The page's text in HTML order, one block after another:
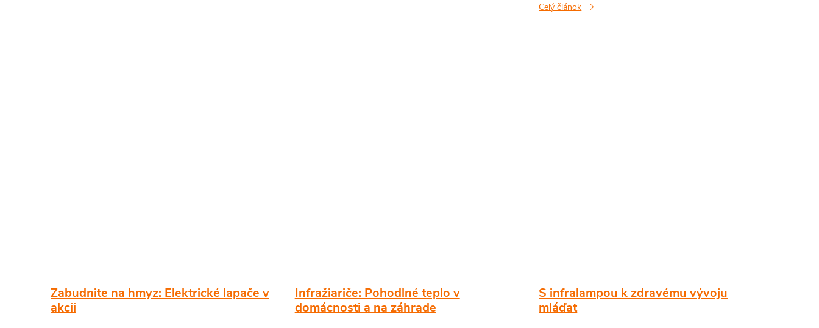
Celý článok
Zabudnite na hmyz: Elektrické lapače v
akcii
Infražiariče: Pohodlné teplo v
domácnosti a na záhrade
S infralampou k zdravému vývoju
mláďat